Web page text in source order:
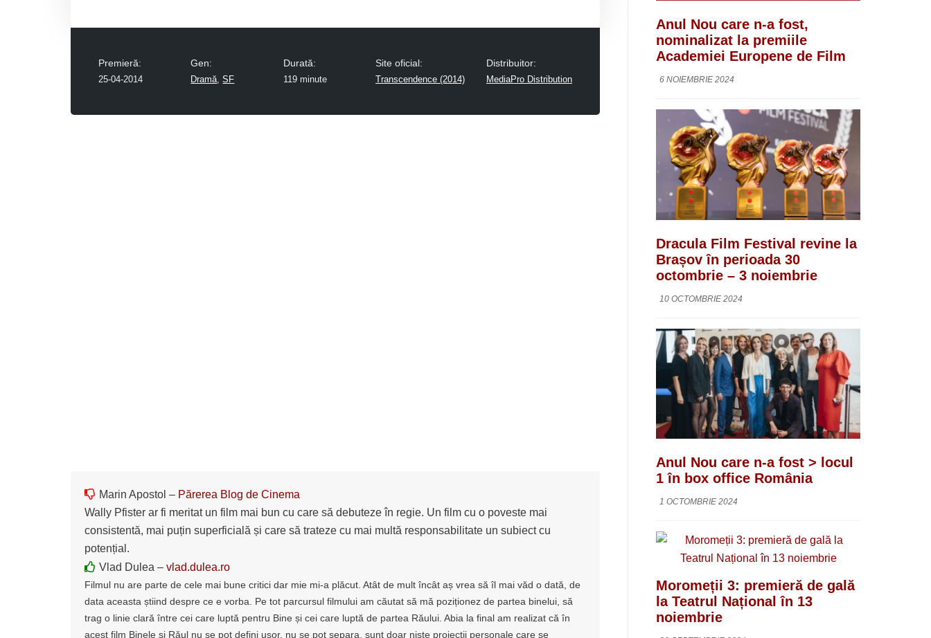
Premieră:
25-04-2014
Gen:
Dramă,SF
Durată:
119 minute
Site oficial:
Transcendence (2014)
Distribuitor:
MediaPro Distribution
Marin Apostol – Părerea Blog de Cinema
Wally Pfister ar fi meritat un film mai bun cu care să debuteze în regie. Un film cu o poveste mai
consistentă, mai puțin superficială și care să trateze cu mai multă responsabilitate un subiect cu
potențial.
Vlad Dulea – vlad.dulea.ro
Filmul nu are parte de cele mai bune critici dar mie mi-a plăcut. Atât de mult încât aș vrea să îl mai văd o dată, de
data aceasta știind despre ce e vorba. Pe tot parcursul filmului am căutat să mă poziționez de partea binelui, să
trag o linie clară între cei care luptă pentru Bine și cei care luptă de partea Răului. Abia la final am realizat că în
acest film Binele și Răul nu se pot defini ușor, nu se pot separa, sunt doar niște proiecții personale care se
Anul Nou care n-a fost,
nominalizat la premiile
Academiei Europene de Film
6 NOIEMBRIE 2024
Dracula Film Festival revine la
Brașov în perioada 30
octombrie – 3 noiembrie
10 OCTOMBRIE 2024
Anul Nou care n-a fost > locul
1 în box office România
1 OCTOMBRIE 2024
Moromeții 3: premieră de gală
la Teatrul Național în 13
noiembrie